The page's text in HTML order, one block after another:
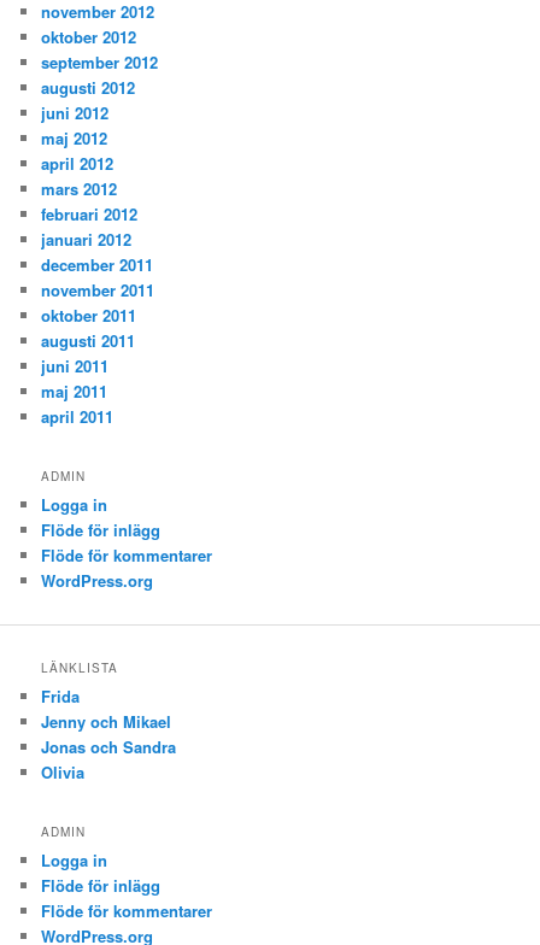
november 2012
oktober 2012
september 2012
augusti 2012
juni 2012
maj 2012
april 2012
mars 2012
februari 2012
januari 2012
december 2011
november 2011
oktober 2011
augusti 2011
juni 2011
maj 2011
april 2011
ADMIN
Logga in
Flöde för inlägg
Flöde för kommentarer
WordPress.org
LÄNKLISTA
Frida
Jenny och Mikael
Jonas och Sandra
Olivia
ADMIN
Logga in
Flöde för inlägg
Flöde för kommentarer
WordPress.org